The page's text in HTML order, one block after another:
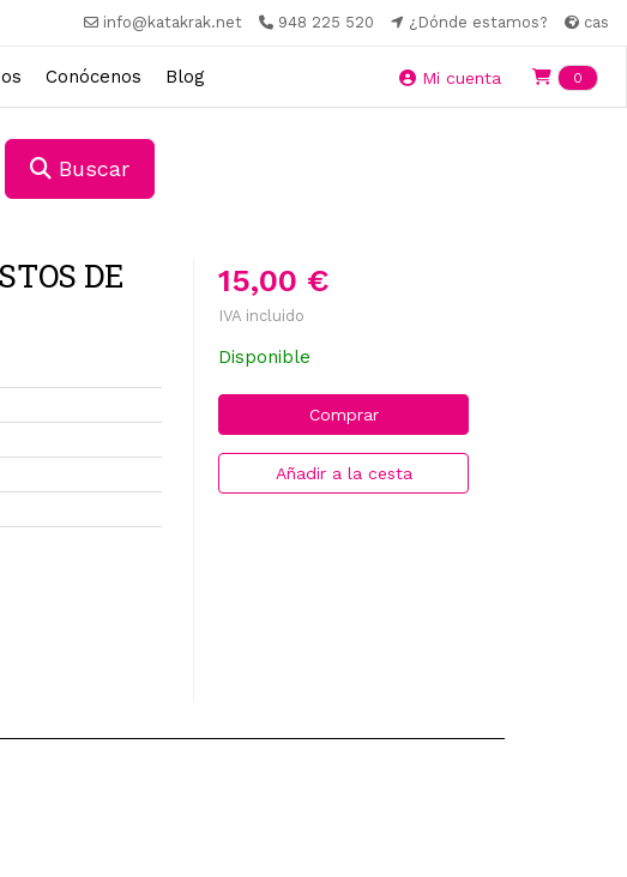
info@katakrak.net 948 225 520 ¿Dónde estamos? cas
Conócenos Blog Mi cuenta 0
Buscar
15,00 €
IVA incluido
Disponible
Comprar
Añadir a la cesta
DE